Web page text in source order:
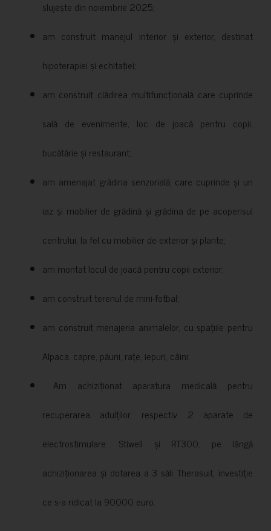
slujește din noiembrie 2025;
am construit manejul interior și exterior, destinat
hipoterapiei și echitației;
am construit clădirea multifuncțională care cuprinde
sală de evenimente, loc de joacă pentru copii,
bucătărie și restaurant;
am amenajat grădina senzorială, care cuprinde și un
iaz și mobilier de grădină și grădina de pe acoperisul
centrului, la fel cu mobilier de exterior și plante;
am montat locul de joacă pentru copii exterior;
am construit terenul de mini-fotbal;
am construit menajeria animalelor, cu spațiile pentru
Alpaca, capre, păuni, rațe, iepuri, câini;
Am achiziționat aparatura medicală pentru
recuperarea adulților, respectiv 2 aparate de
electrostimulare: Stiwell și RT300, pe lângă
achiziționarea și dotarea a 3 săli Therasuit, investiție
ce s-a ridicat la 90000 euro.